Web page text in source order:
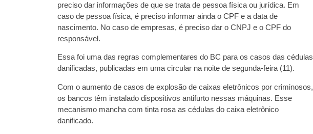
preciso dar informações de que se trata de pessoa física ou jurídica. Em
caso de pessoa física, é preciso informar ainda o CPF e a data de
nascimento. No caso de empresas, é preciso dar o CNPJ e o CPF do
responsável.
Essa foi uma das regras complementares do BC para os casos das cédulas
danificadas, publicadas em uma circular na noite de segunda-feira (11).
Com o aumento de casos de explosão de caixas eletrônicos por criminosos,
os bancos têm instalado dispositivos antifurto nessas máquinas. Esse
mecanismo mancha com tinta rosa as cédulas do caixa eletrônico
danificado.